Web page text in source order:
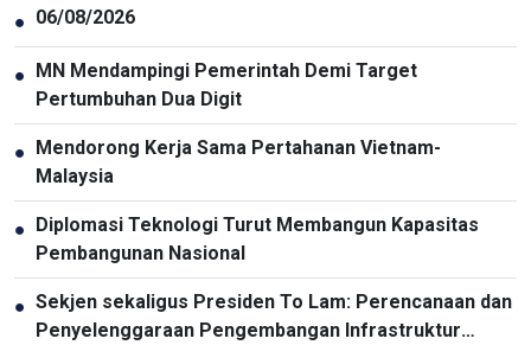
● 06/08/2026
● MN Mendampingi Pemerintah Demi Target
Pertumbuhan Dua Digit
● Mendorong Kerja Sama Pertahanan Vietnam-
Malaysia
● Diplomasi Teknologi Turut Membangun Kapasitas
Pembangunan Nasional
● Sekjen sekaligus Presiden To Lam: Perencanaan dan
Penyelenggaraan Pengembangan Infrastruktur